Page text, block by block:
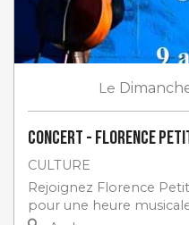
Le
Concert - Florence
CULTURE
Rejoignez Florence
pour une heure